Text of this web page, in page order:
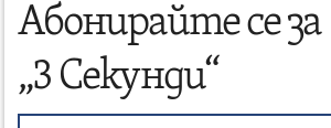
Абонирайте се за
„3 Секунди“